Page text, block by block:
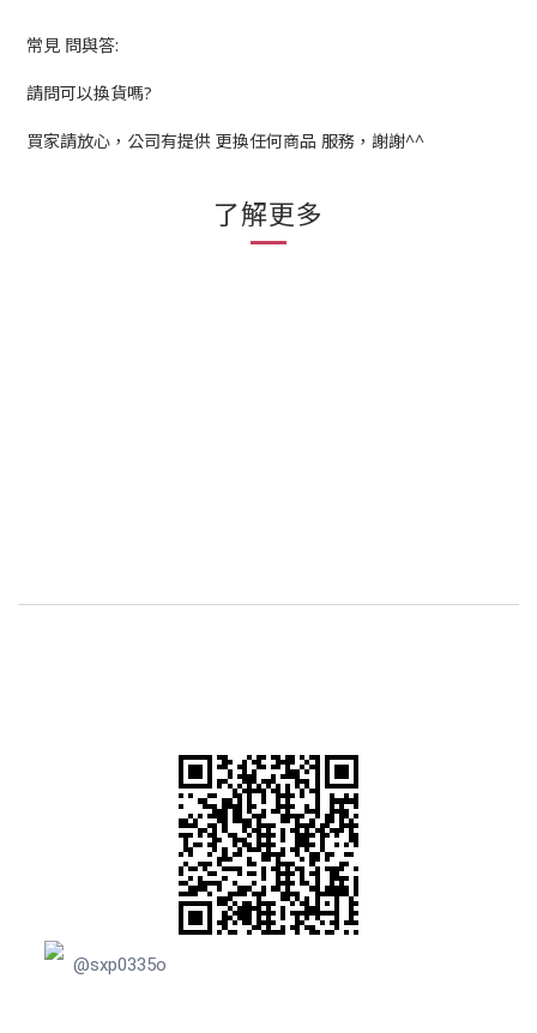
常見 問與答:
請問可以換貨嗎?
買家請放心，公司有提供 更換任何商品 服務，謝謝^^
了解更多
@sxp0335o